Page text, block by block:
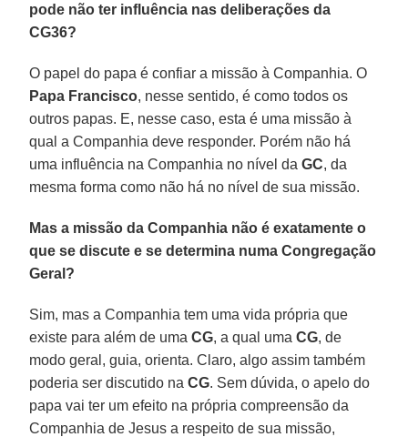
pode não ter influência nas deliberações da
CG36?
O papel do papa é confiar a missão à Companhia. O
Papa Francisco, nesse sentido, é como todos os
outros papas. E, nesse caso, esta é uma missão à
qual a Companhia deve responder. Porém não há
uma influência na Companhia no nível daGC, da
mesma forma como não há no nível de sua missão.
Mas a missão da Companhia não é exatamente o
que se discute e se determina numa Congregação
Geral?
Sim, mas a Companhia tem uma vida própria que
existe para além de umaCG, a qual umaCG, de
modo geral, guia, orienta. Claro, algo assim também
poderia ser discutido naCG. Sem dúvida, o apelo do
papa vai ter um efeito na própria compreensão da
Companhia de Jesus a respeito de sua missão,